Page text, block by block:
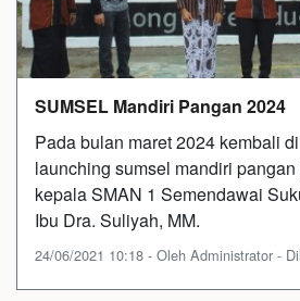
SUMSEL Mandiri Pangan 2024
Pada bulan maret 2024 kembali
launching sumsel mandiri
kepala SMAN 1 Semendawai
Ibu Dra. Suliyah, MM.
24/06/2021 10:18 - Oleh Administrator -